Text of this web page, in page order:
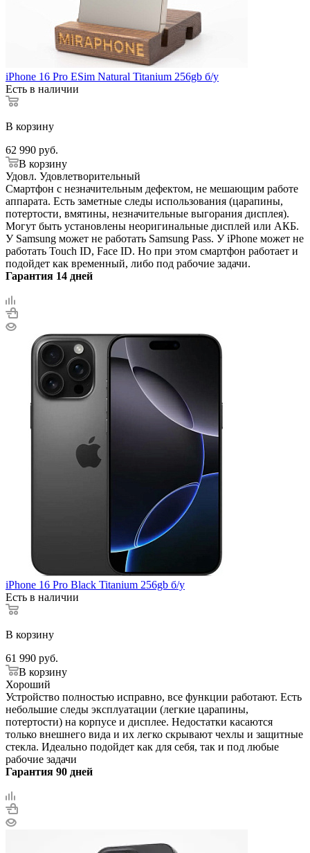
iPhone 16 Pro ESim Natural Titanium 256gb б/у
Есть в наличии
В корзину
62 990 руб.
В корзину
Удовл. Удовлетворительный
Смартфон с незначительным дефектом, не мешающим работе
аппарата. Есть заметные следы использования (царапины,
потертости, вмятины, незначительные выгорания дисплея).
Могут быть установлены неоригинальные дисплей или АКБ.
У Samsung может не работать Samsung Pass. У iPhone может не
работать Touch ID, Face ID. Но при этом смартфон работает и
подойдет как временный, либо под рабочие задачи.
Гарантия 14 дней
iPhone 16 Pro Black Titanium 256gb б/у
Есть в наличии
В корзину
61 990 руб.
В корзину
Хороший
Устройство полностью исправно, все функции работают. Есть
небольшие следы эксплуатации (легкие царапины,
потертости) на корпусе и дисплее. Недостатки касаются
только внешнего вида и их легко скрывают чехлы и защитные
стекла. Идеально подойдет как для себя, так и под любые
рабочие задачи
Гарантия 90 дней